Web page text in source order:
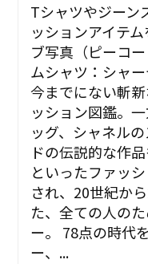
Tシャツやジーン
ッションアイテ
ブ写真（ピーコ
ムシャツ：シャ
今までにない斬
ッション図鑑。
ッグ、シャネル
ドの伝説的な作
といったファッ
され、20世紀か
た、全ての人の
ー。 78点の時代
ー、...